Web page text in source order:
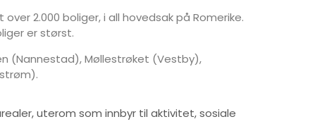
2.000 boliger, i all hovedsak på Romerike.
er størst.
(Nannestad), Møllestrøket (Vestby),
uterom som innbyr til aktivitet, sosiale